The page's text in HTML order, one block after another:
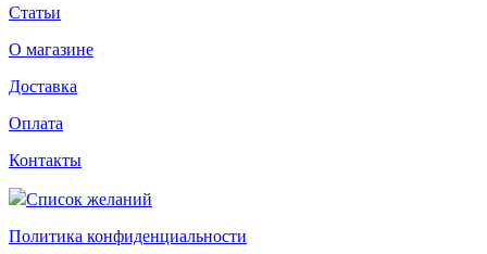
Статьи
О магазине
Доставка
Оплата
Контакты
Список желаний
Политика конфиденциальности